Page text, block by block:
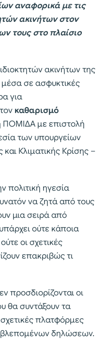
αναφορικά με τις
ακινήτων στον
τους στο πλαίσιο
ακινήτων της
σε ασφυκτικές
για
καθαρισμό
ΠΟΜΙΔΑ με επιστολή
των υπουργείων
Κλιματικής Κρίσης –
πολιτική ηγεσία
να ζητά από τους
μια σειρά από
ούτε κάποια
οι σχετικές
επακριβώς τι
προσδιορίζονται οι
θα συντάξουν τα
πλατφόρμες
δηλώσεων.